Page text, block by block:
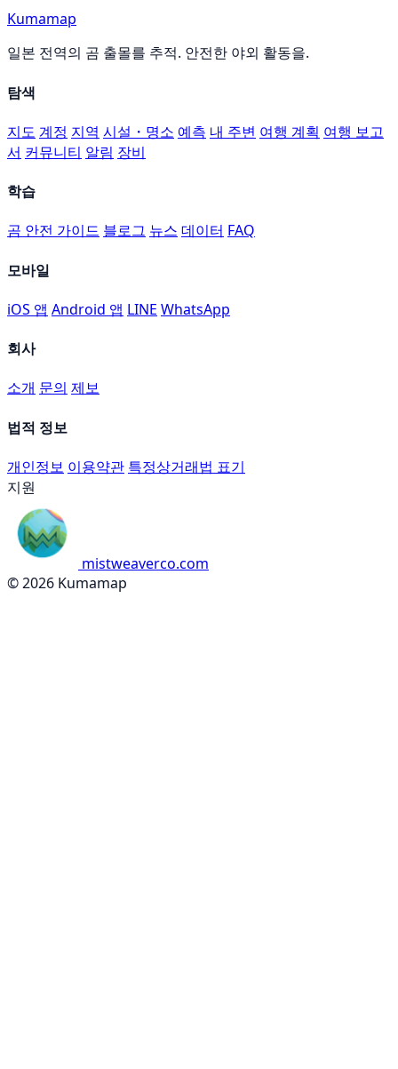
Kumamap
일본 전역의 곰 출몰를 추적. 안전한 야외 활동을.
탐색
지도 계정 지역 시설・명소 예측 내 주변 여행 계획 여행 보고
서 커뮤니티 알림 장비
학습
곰 안전 가이드 블로그 뉴스 데이터 FAQ
모바일
iOS 앱 Android 앱 LINE WhatsApp
회사
소개 문의 제보
법적 정보
개인정보 이용약관 특정상거래법 표기
지원
mistweaverco.com
© 2026 Kumamap